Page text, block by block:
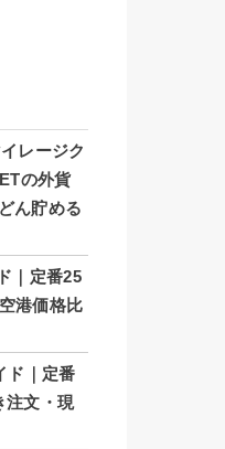
レージク
の外貨
ん貯める
｜定番25
港価格比
ド｜定番
注文・現